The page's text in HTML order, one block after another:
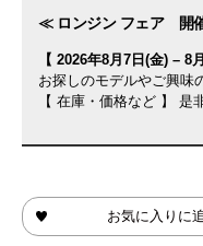
≪ ロンジン フェア 開
【 2026年8月7日(金) – 8
お探しのモデルやご興味
【 在庫・価格など 】 是
お気に入りに